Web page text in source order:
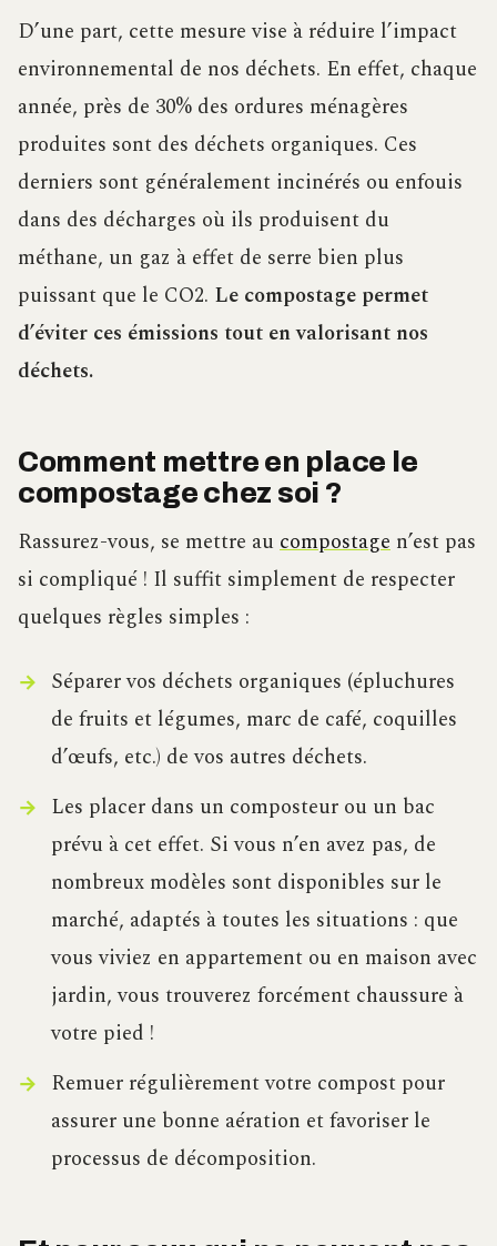
D’une part, cette mesure vise à réduire l’impact
environnemental de nos déchets. En effet, chaque
année, près de 30% des ordures ménagères
produites sont des déchets organiques. Ces
derniers sont généralement incinérés ou enfouis
dans des décharges où ils produisent du
méthane, un gaz à effet de serre bien plus
puissant que le CO2. Le compostage permet
d’éviter ces émissions tout en valorisant nos
déchets.
Comment mettre en place le
compostage chez soi ?
Rassurez-vous, se mettre au compostage n’est pas
si compliqué ! Il suffit simplement de respecter
quelques règles simples :
Séparer vos déchets organiques (épluchures
de fruits et légumes, marc de café, coquilles
d’œufs, etc.) de vos autres déchets.
Les placer dans un composteur ou un bac
prévu à cet effet. Si vous n’en avez pas, de
nombreux modèles sont disponibles sur le
marché, adaptés à toutes les situations : que
vous viviez en appartement ou en maison avec
jardin, vous trouverez forcément chaussure à
votre pied !
Remuer régulièrement votre compost pour
assurer une bonne aération et favoriser le
processus de décomposition.